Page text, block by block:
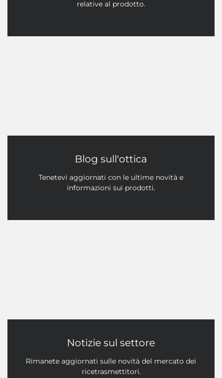
relative al prodotto.
Blog sull'ottica
Tenetevi aggiornati con le ultime novità e
informazioni sui prodotti.
Notizie sul settore
Rimanete aggiornati sulle novità del mercato dei
ricetrasmettitori.